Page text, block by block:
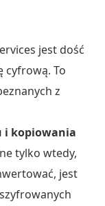
jest dość
cyfrową. To
z
i kopiowania
tylko wtedy,
jest